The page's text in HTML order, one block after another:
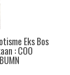
Eks Bos
: COO